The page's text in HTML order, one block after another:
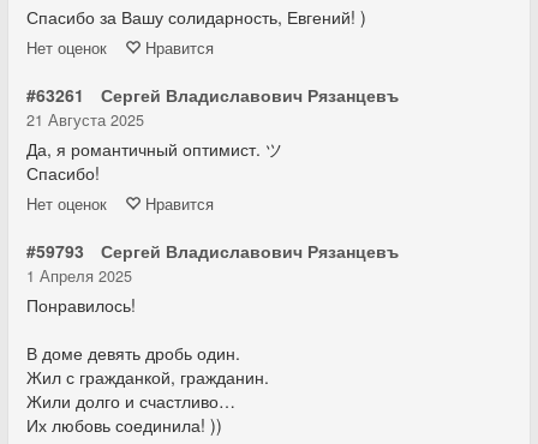
Спасибо за Вашу солидарность, Евгений! )
Нет оценок Нравится
#63261 Сергей Владиславович Рязанцевъ
21 Августа 2025
Да, я романтичный оптимист. ツ
Спасибо!
Нет оценок Нравится
#59793 Сергей Владиславович Рязанцевъ
1 Апреля 2025
Понравилось!
В доме девять дробь один.
Жил с гражданкой, гражданин.
Жили долго и счастливо…
Их любовь соединила! ))